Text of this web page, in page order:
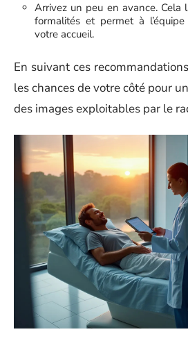
Arrivez un peu en avance. Cela
formalités et permet à
votre accueil.
En suivant ces
les chances de votre côté pour
des images exploitables par le